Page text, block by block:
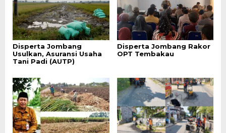
Disperta Jombang
Usulkan, Asuransi Usaha
Tani Padi (AUTP)
Disperta Jombang Rakor
OPT Tembakau